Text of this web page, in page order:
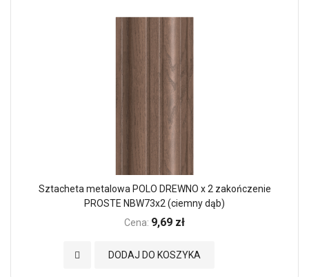
Sztacheta metalowa POLO DREWNO x 2 zakończenie
PROSTE NBW73x2 (ciemny dąb)
Cena: 9,69 zł
DODAJ DO KOSZYKA
Dodaj do Ulubionych